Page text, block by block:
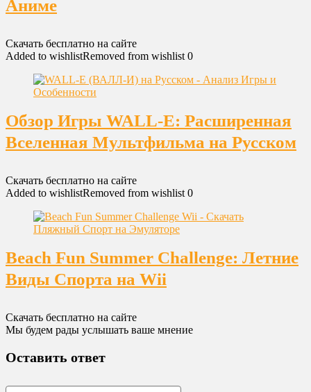
Аниме
Скачать бесплатно на сайте
Added to wishlistRemoved from wishlist 0
Обзор Игры WALL-E: Расширенная
Вселенная Мультфильма на Русском
Скачать бесплатно на сайте
Added to wishlistRemoved from wishlist 0
Beach Fun Summer Challenge: Летние
Виды Спорта на Wii
Скачать бесплатно на сайте
Мы будем рады услышать ваше мнение
Оставить ответ